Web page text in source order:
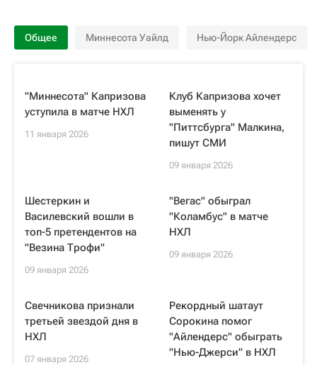
Общее Миннесота Уайлд Нью-Йорк Айлендерс
"Миннесота" Капризова
уступила в матче НХЛ
11 января 2026
Клуб Капризова хочет
выменять у
"Питтсбурга" Малкина,
пишут СМИ
09 января 2026
Шестеркин и
Василевский вошли в
топ-5 претендентов на
"Везина Трофи"
09 января 2026
"Вегас" обыграл
"Коламбус" в матче
НХЛ
09 января 2026
Свечникова признали
третьей звездой дня в
НХЛ
07 января 2026
Рекордный шатаут
Сорокина помог
"Айлендерс" обыграть
"Нью-Джерси" в НХЛ